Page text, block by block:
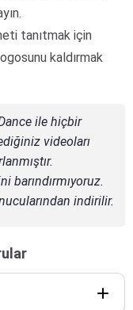
tanıtmak için
kaldırmak
ile hiçbir
videoları
barındırmıyoruz.
indirilir.